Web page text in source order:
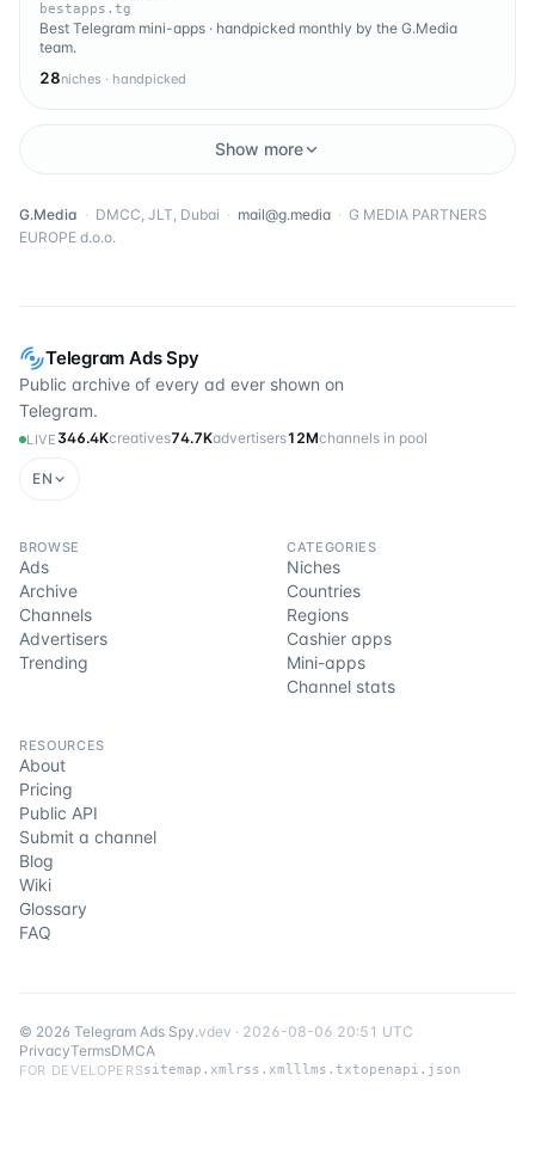
Telegram Ads Spy
Public archive of every ad ever shown on
Telegram.
LIVE 346.4Kcreatives74.7Kadvertisers12Mchannels in pool
EN
BROWSE
Ads
Archive
Channels
Advertisers
Trending
CATEGORIES
Niches
Countries
Regions
Cashier apps
Mini-apps
Channel stats
RESOURCES
About
Pricing
Public API
Submit a channel
Blog
Wiki
Glossary
FAQ
bestapps.tg
Best Telegram mini-apps · handpicked monthly by the G.Media
team.
28niches · handpicked
Show more
G.Media · DMCC, JLT, Dubai · mail@g.media · G MEDIA PARTNERS
EUROPE d.o.o.
© 2026 Telegram Ads Spy.vdev · 2026-08-06 20:51 UTC
PrivacyTermsDMCA
FOR DEVELOPERSsitemap.xml rss.xml llms.txtopenapi.json